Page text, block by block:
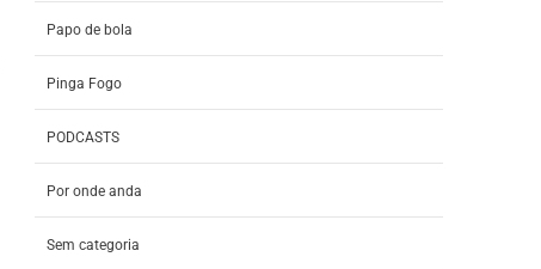
Papo de bola
Pinga Fogo
PODCASTS
Por onde anda
Sem categoria